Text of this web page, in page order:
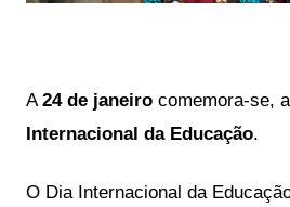
A 24 de janeiro comemora-se,
Internacional da Educação.
O Dia Internacional da